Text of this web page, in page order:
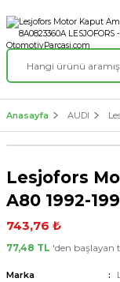
Anasayfa AUDI
Lesjofors
A80 1992-
743,76 ₺
77,48 TL 'den başlayan
Marka